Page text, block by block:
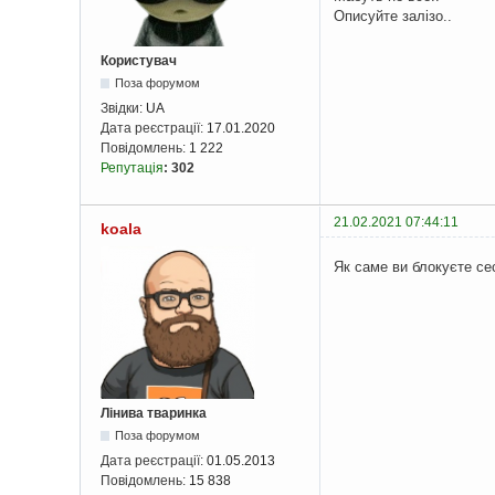
Користувач
Поза форумом
Звідки: UA
Дата реєстрації: 17.01.2020
Повідомлень: 1 222
Репутація: 302
Описуйте залізо..
koala 21.02.2021 07:44:11
Лінива тваринка
Поза форумом
Дата реєстрації: 01.05.2013
Повідомлень: 15 838
Як саме ви блокуєте